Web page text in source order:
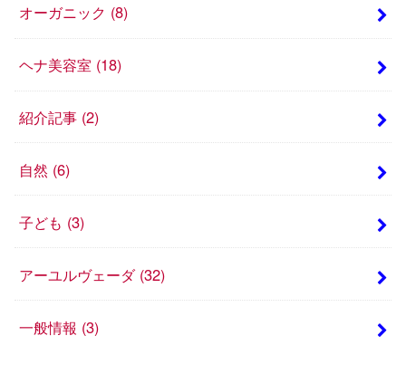
オーガニック (8)
ヘナ美容室 (18)
紹介記事 (2)
自然 (6)
子ども (3)
アーユルヴェーダ (32)
一般情報 (3)